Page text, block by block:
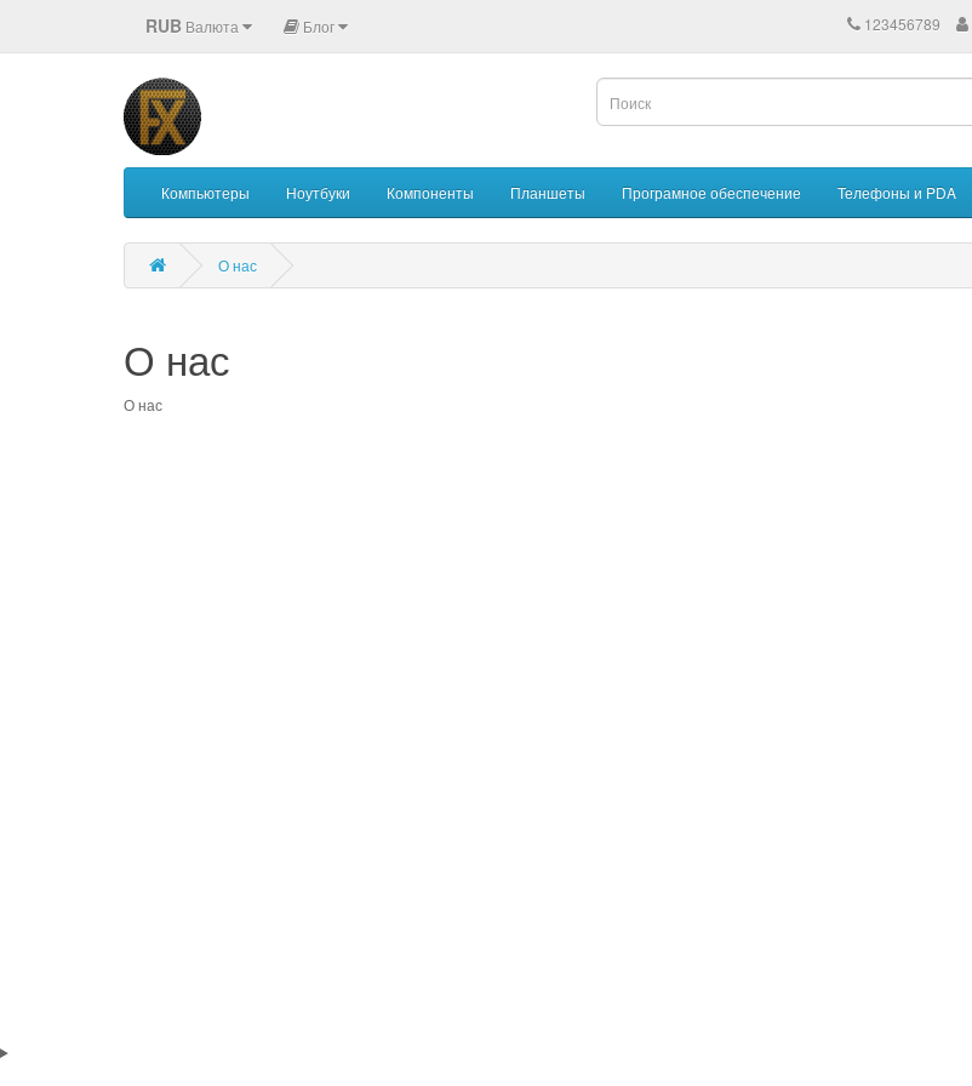
RUB Валюта Блог 123456789
Компьютеры Ноутбуки Компоненты Планшеты Програмное обеспечение Телефоны и PDA
О нас
О нас
О нас